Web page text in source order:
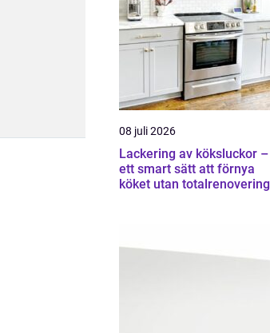
08 juli 2026
Lackering av köksluckor –
ett smart sätt att förnya
köket utan totalrenovering